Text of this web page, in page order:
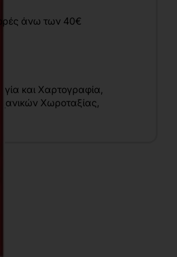
άνω των 40€
και Χαρτογραφία,
Χωροταξίας,